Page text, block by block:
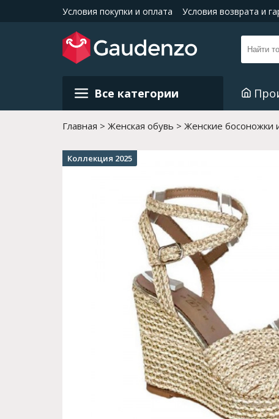
Условия покупки и оплата Условия возврата и
Все категории
Главная Женская обувь Женские босоножки
Коллекция 2025